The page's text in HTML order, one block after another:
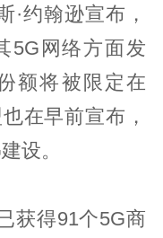
·约翰逊宣布，
5G网络方面发
额将被限定在
在早前宣布，
设。
获得91个5G商